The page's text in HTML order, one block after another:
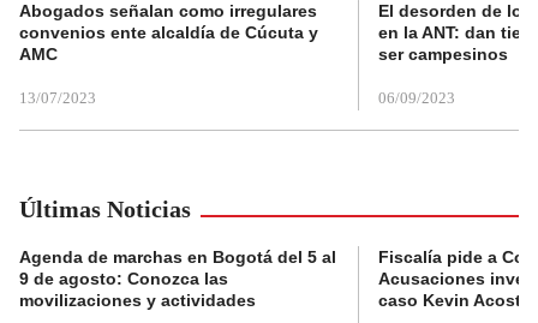
Abogados señalan como irregulares
convenios ente alcaldía de Cúcuta y
AMC
13/07/2023
El desorden de
en la ANT: dan
ser campesinos
06/09/2023
Últimas Noticias
Agenda de marchas en Bogotá del 5 al
9 de agosto: Conozca las
movilizaciones y actividades
Fiscalía pide a
Acusaciones
caso Kevin Acosta